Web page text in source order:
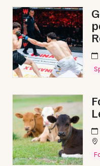
Bourses en
Newsletter des
Artistes en tournée
Actus à Granville
Magazine à